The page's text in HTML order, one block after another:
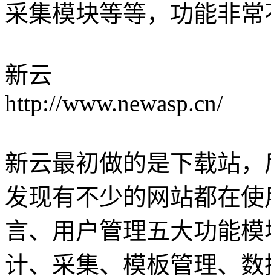
采集模块等等，功能非常
新云
http://www.newasp.cn/
新云最初做的是下载站
发现有不少的网站都在
言、用户管理五大功能
计、采集、模板管理、